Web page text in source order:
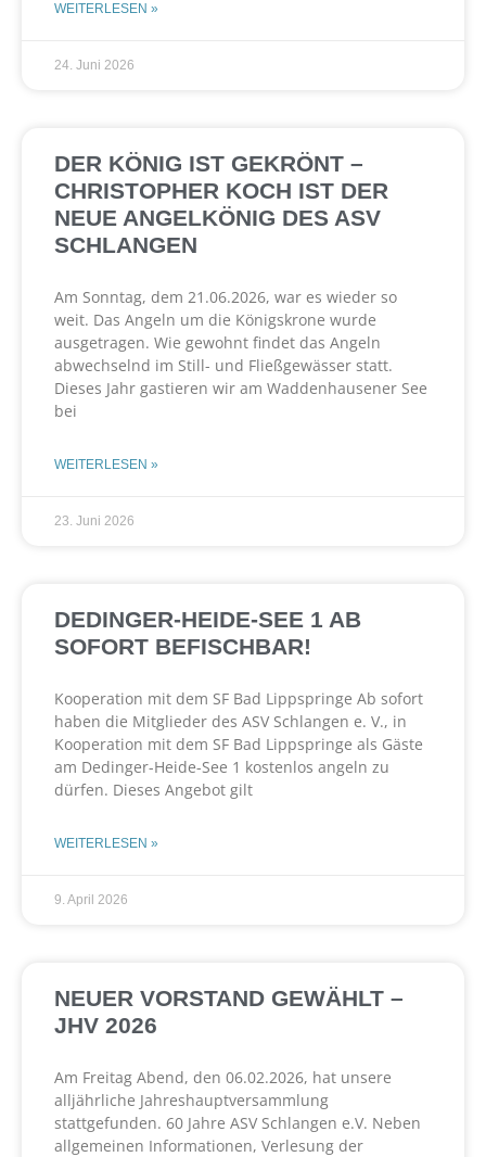
WEITERLESEN »
24. Juni 2026
DER KÖNIG IST GEKRÖNT –
CHRISTOPHER KOCH IST DER
NEUE ANGELKÖNIG DES ASV
SCHLANGEN
Am Sonntag, dem 21.06.2026, war es wieder so
weit. Das Angeln um die Königskrone wurde
ausgetragen. Wie gewohnt findet das Angeln
abwechselnd im Still- und Fließgewässer statt.
Dieses Jahr gastieren wir am Waddenhausener See
bei
WEITERLESEN »
23. Juni 2026
DEDINGER-HEIDE-SEE 1 AB
SOFORT BEFISCHBAR!
Kooperation mit dem SF Bad Lippspringe Ab sofort
haben die Mitglieder des ASV Schlangen e. V., in
Kooperation mit dem SF Bad Lippspringe als Gäste
am Dedinger-Heide-See 1 kostenlos angeln zu
dürfen. Dieses Angebot gilt
WEITERLESEN »
9. April 2026
NEUER VORSTAND GEWÄHLT –
JHV 2026
Am Freitag Abend, den 06.02.2026, hat unsere
alljährliche Jahreshauptversammlung
stattgefunden. 60 Jahre ASV Schlangen e.V. Neben
allgemeinen Informationen, Verlesung der